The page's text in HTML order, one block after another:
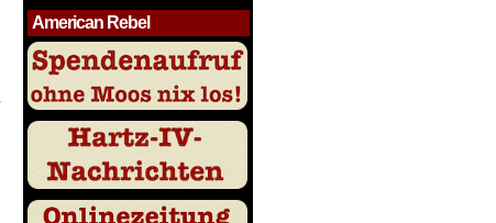
American Rebel